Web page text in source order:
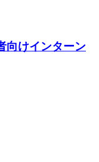
向けインターン